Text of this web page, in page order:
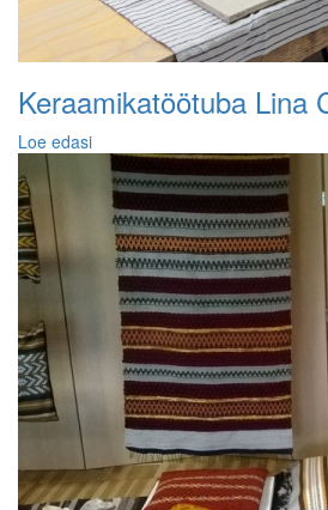
Keraamikatöötuba Lina
Loe edasi